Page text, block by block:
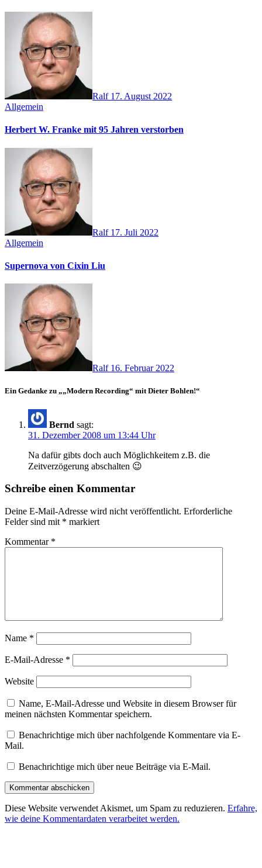
Ralf 17. August 2022
Allgemein
Herbert W. Franke mit 95 Jahren verstorben
Ralf 17. Juli 2022
Allgemein
Supernova von Cixin Liu
Ralf 16. Februar 2022
Ein Gedanke zu „„Modern Recording“ mit Dieter Bohlen!“
Bernd sagt:
31. Dezember 2008 um 13:44 Uhr
Na dafür gibts doch auch Möglichkeitem z.B. die
Zeitverzögerung abschalten 😉
Schreibe einen Kommentar
Deine E-Mail-Adresse wird nicht veröffentlicht. Erforderliche
Felder sind mit * markiert
Kommentar *
Name *
E-Mail-Adresse *
Website
Name, E-Mail-Adresse und Website in diesem Browser für
meinen nächsten Kommentar speichern.
Benachrichtige mich über nachfolgende Kommentare via E-
Mail.
Benachrichtige mich über neue Beiträge via E-Mail.
Diese Website verwendet Akismet, um Spam zu reduzieren. Erfahre,
wie deine Kommentardaten verarbeitet werden.